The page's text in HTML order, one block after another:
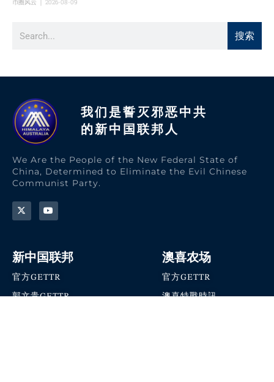
币圈风云 2026-08-09
搜索
我们是誓灭邪恶中共
的新中国联邦人​
We Are the People of the New Federal State of
China, Determined to Eliminate the Evil Chinese
Communist Party.
新中国联邦
官方GETTR
郭文贵GETTR
澳喜农场
官方GETTR
澳喜特戰時訊